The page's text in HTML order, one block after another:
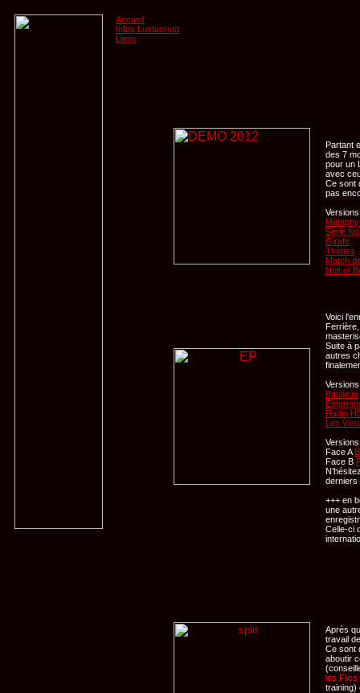
Accueil
Infos Lustucrust
Liens
Partant
des 7
pour un
avec
Ce sont
pas
Série
Girafe
Thèbes
Match
Nuit et
Voici
Suite à
autres
Banlieue
Radio
Les
Face A
Face B
derniers
+++ en
une
Celle-ci
Après
travail
Ce sont
aboutir
les Flics
training)